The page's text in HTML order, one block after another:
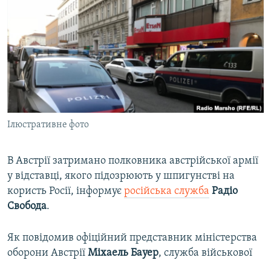
СПЕЦПРОЕКТИ
ДЕПОРТАЦІЯ
ВІДЕОУРОКИ «ELIFBE»
СВІДЧЕННЯ ОКУПАЦІЇ
УКРАЇНСЬКА ПРОБЛЕМА КРИМУ
ІНФОГРАФІКА
ЯК ОБІЙТИ БЛОКУВАННЯ
Русский
Qırımtatar
ДОЛУЧАЙСЯ!
Усі сайти RFE/RL
Ілюстративне фото
В Австрії затримано полковника австрійської армії
у відставці, якого підозрюють у шпигунстві на
користь Росії, інформує російська служба Радіо
Свобода.
Як повідомив офіційний представник міністерства
оборони Австрії Міхаель Бауер, служба військової